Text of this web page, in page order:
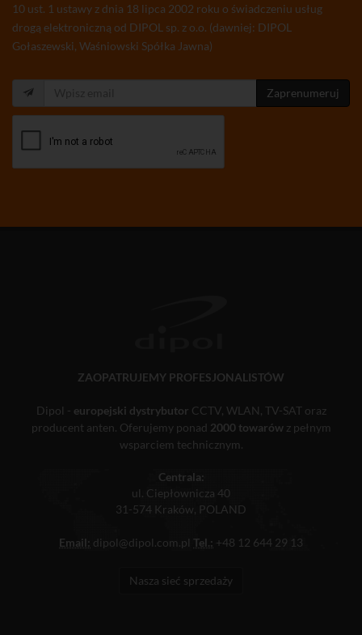
10 ust. 1 ustawy z dnia 18 lipca 2002 roku o świadczeniu usług
drogą elektroniczną od DIPOL sp. z o.o. (dawniej: DIPOL
Gołaszewski, Waśniowski Spółka Jawna)
Zaprenumeruj
ZAOPATRUJEMY PROFESJONALISTÓW
Dipol - europejski dystrybutor CCTV, WLAN, TV-SAT oraz
producent anten. Oferujemy ponad 2000 towarówz pełnym
wsparciem technicznym.
Centrala:
ul. Ciepłownicza 40
31-574 Kraków, POLAND
Email: dipol@dipol.com.pl Tel.: +48 12 644 29 13
Nasza sieć sprzedaży